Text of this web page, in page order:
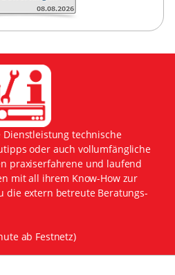
Dienstleistung technische
oder auch vollumfängliche
praxiserfahrene und laufend
mit all ihrem Know-How zur
die extern betreute Beratungs-
ab Festnetz)